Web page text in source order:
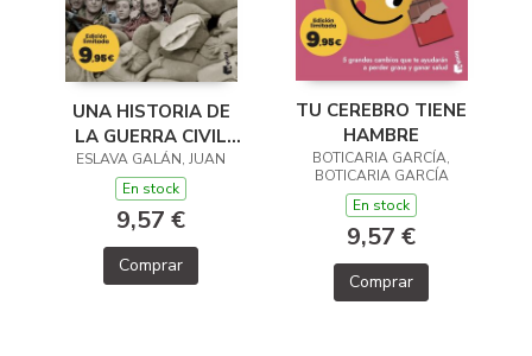
UNA HISTORIA DE
LA GUERRA CIVIL
QUE NO VA A
GUSTAR A NADIE
ESLAVA GALÁN, JUAN
En stock
9,57 €
Comprar
TU CEREBRO TIENE
HAMBRE
BOTICARIA GARCÍA,
BOTICARIA GARCÍA
En stock
9,57 €
Comprar